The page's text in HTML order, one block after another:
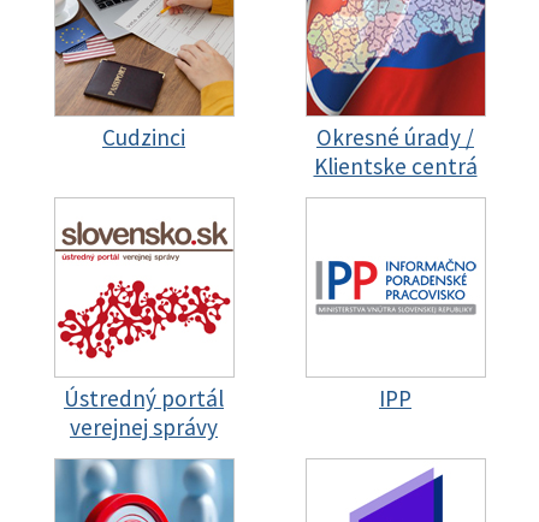
Cudzinci
Okresné úrady /
Klientske centrá
Ústredný portál
verejnej správy
IPP